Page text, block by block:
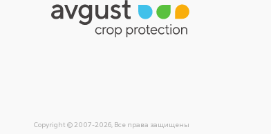
Copyright © 2007-2026, Все права защищены